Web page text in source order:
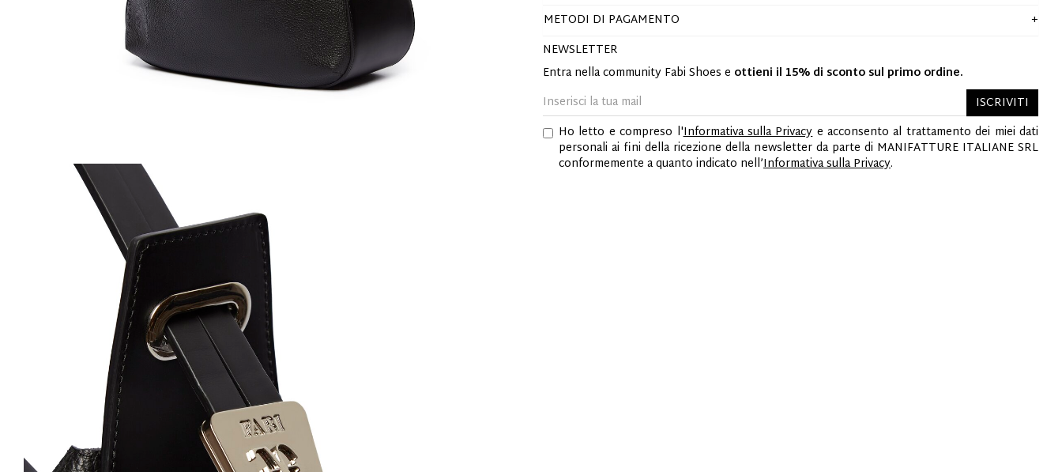
METODI DI PAGAMENTO
NEWSLETTER
Entra nella community Fabi Shoes e ottieni il 15% di sconto sul primo ordine.
ISCRIVITI
Ho letto e compreso l'Informativa sulla Privacye acconsento al trattamento dei miei dati
personali ai fini della ricezione della newsletter da parte di MANIFATTURE ITALIANE SRL
conformemente a quanto indicato nell’Informativa sulla Privacy.